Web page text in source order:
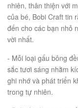
nhiên, thân thiện với
của bé, Bobi Craft tin
đến cho các bạn nhỏ
vời nhất.
- Mỗi loại gấu bông
sắc tươi sáng nhằm
ghi nhớ và phát triển
trong tự nhiên.